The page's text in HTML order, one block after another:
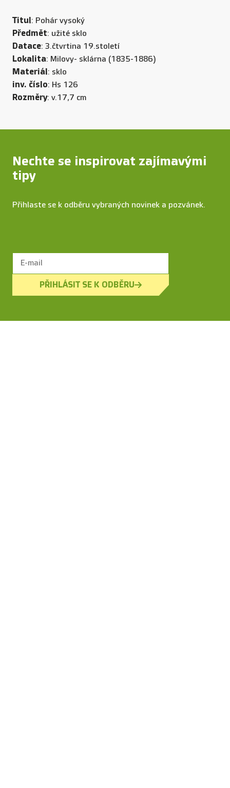
Titul: Pohár vysoký
Předmět: užité sklo
Datace: 3.čtvrtina 19.století
Lokalita: Milovy- sklárna (1835-1886)
Materiál: sklo
inv. číslo: Hs 126
Rozměry: v.17,7 cm
Nechte se inspirovat zajímavými
tipy
Přihlaste se k odběru vybraných novinek a pozvánek.
PŘIHLÁSIT SE K ODBĚRU